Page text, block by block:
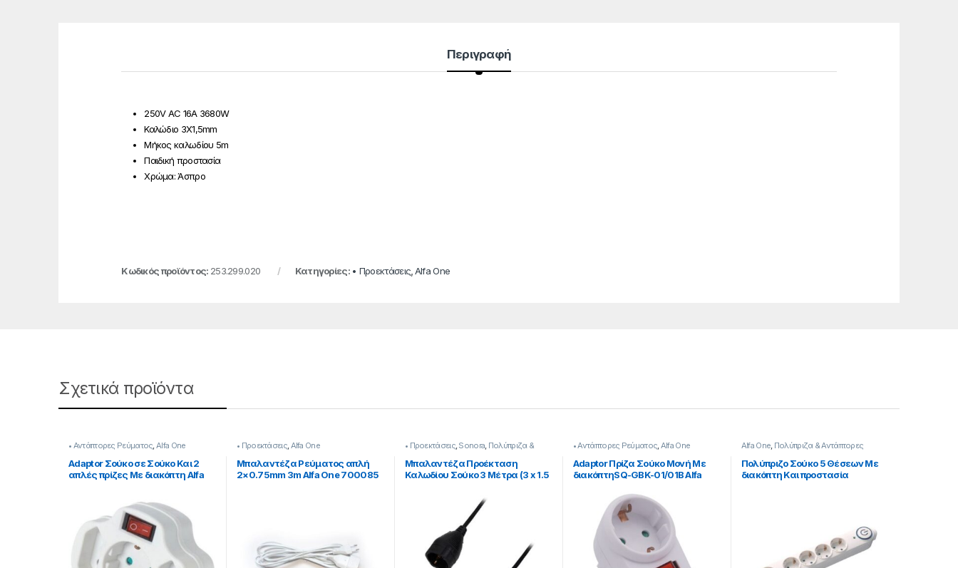
Περιγραφή
250V AC 16A 3680W
Καλώδιο 3X1,5mm
Mήκος καλωδίου 5m
Παιδική προστασία
Χρώμα: Άσπρο
Κωδικός προϊόντος: 253.299.020 Κατηγορίες: • Προεκτάσεις,Alfa One
Σχετικά προϊόντα
• Αντάπτορες Ρεύματος Alfa One
Adaptor Σούκο σε Σούκο Και 2
απλές πρίζες Με διακόπτη Alfa
• Προεκτάσεις, Alfa One
Μπαλαντέζα Ρεύματος απλή
2×0.75mm 3m Alfa One 700085
• Προεκτάσεις, Sonora Πολύπριζα &
Αντάπτορες
Μπαλαντέζα Προέκταση
Καλωδίου Σούκο 3 Μέτρα (3 x 1.5
• Αντάπτορες Ρεύματος Alfa One
Adaptor Πρίζα Σούκο Μονή Με
διακόπτηSQ-GBK-01/01B Alfa
Alfa One Πολύπριζα & Αντάπτορες
Πολύπριζο Σούκο 5 Θέσεων Με
διακόπτη Και προστασία